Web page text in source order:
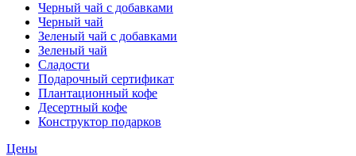
Черный чай с добавками
Черный чай
Зеленый чай с добавками
Зеленый чай
Сладости
Подарочный сертификат
Плантационный кофе
Десертный кофе
Конструктор подарков
Цены